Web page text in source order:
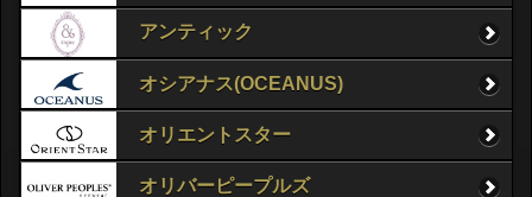
アンティック
オシアナス(OCEANUS)
オリエントスター
オリバーピープルズ